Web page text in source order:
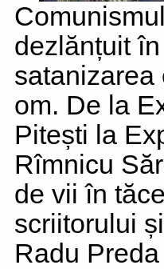
dezlănțuit
satanizarea
om. De la
Pitești la
Rîmnicu
de vii în
scriitorului
Radu Preda